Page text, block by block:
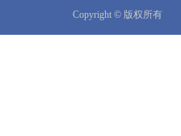
Copyright © 版权所有